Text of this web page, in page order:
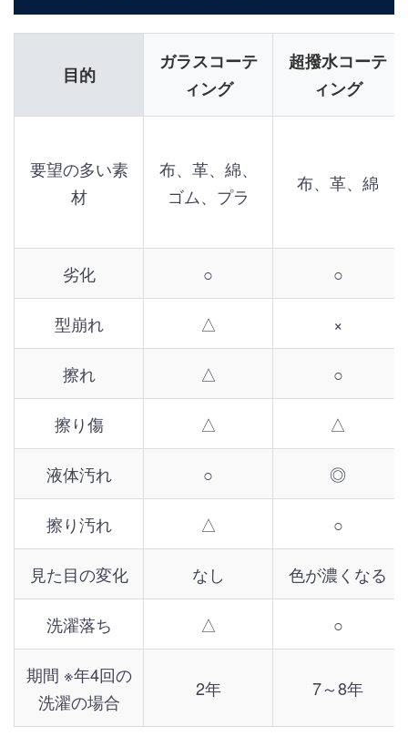
目的
ガラスコーテ
ィング
超撥水コーテ
ィング
要望の多い素
材
布、革、綿、
ゴム、プラ
布、革、綿
劣化 ○ ○
型崩れ △ ×
擦れ △ ○
擦り傷 △ △
液体汚れ ○ ◎
擦り汚れ △ ○
見た目の変化 なし 色が濃くなる
洗濯落ち △ ○
期間 ※年4回の
洗濯の場合
2年 7～8年